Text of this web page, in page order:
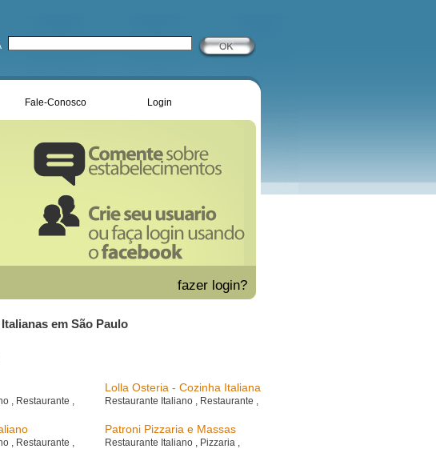
Fale-Conosco Login
fazer login?
em São Paulo
, Restaurante ,
Lolla Osteria - Cozinha Italiana
Restaurante Italiano , Restaurante ,
, Restaurante ,
Patroni Pizzaria e Massas
Restaurante Italiano , Pizzaria ,